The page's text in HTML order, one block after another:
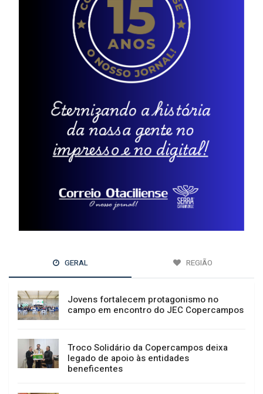
GERAL REGIÃO
Jovens fortalecem protagonismo no
campo em encontro do JEC Copercampos
Troco Solidário da Copercampos deixa
legado de apoio às entidades
beneficentes